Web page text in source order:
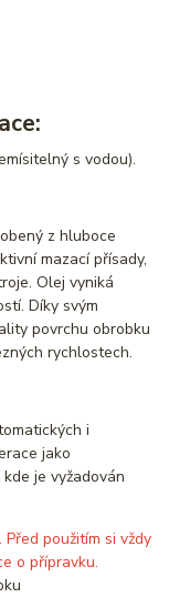
s vodou).
z hluboce
mazací přísady,
Olej vyniká
Díky svým
povrchu obrobku
rychlostech.
i
jako
je vyžadován
použitím si vždy
o přípravku.